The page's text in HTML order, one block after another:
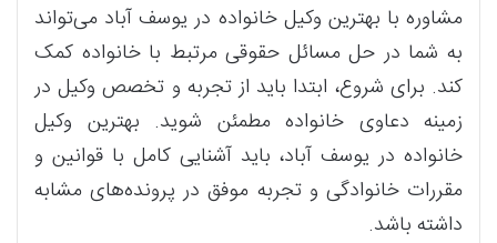
مشاوره با بهترین وکیل خانواده در یوسف آباد می‌تواند
به شما در حل مسائل حقوقی مرتبط با خانواده کمک
کند. برای شروع، ابتدا باید از تجربه و تخصص وکیل در
زمینه دعاوی خانواده مطمئن شوید. بهترین وکیل
خانواده در یوسف آباد، باید آشنایی کامل با قوانین و
مقررات خانوادگی و تجربه موفق در پرونده‌های مشابه
داشته باشد.